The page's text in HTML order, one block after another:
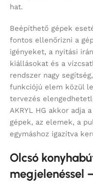
hat.
Beépíthető gépek
fontos ellenőrizni a
igényeket, a nyitási
kiállásokat és a
rendszer nagy
funkciójú elem közül
tervezés
AKRYL HG akkor adja
gépek, az elemek, a
egymáshoz igazítva
Olcsó
megjelenéssel